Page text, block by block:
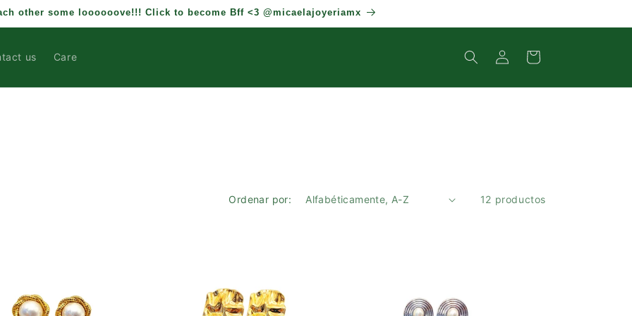
other some loooooove!!! Click to become Bff <3 @micaelajoyeriamx
us Care
Iniciar
sesión
Carrito
Ordenar por: 12 productos